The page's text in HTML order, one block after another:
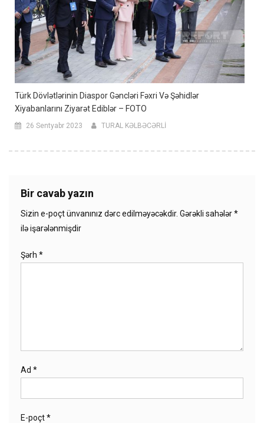
Türk Dövlətlərinin Diaspor Gəncləri Fəxri Və Şəhidlər
Xiyabanlarını Ziyarət Ediblər – FOTO
26 Sentyabr 2023 TURAL KƏLBƏCƏRLİ
Bir cavab yazın
Sizin e-poçt ünvanınız dərc edilməyəcəkdir. Gərəkli sahələr*
ilə işarələnmişdir
Şərh *
Ad *
E-poçt*